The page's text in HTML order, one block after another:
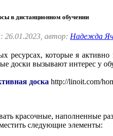
в дистанционном обучении
26.01.2023, автор: Надежда
ресурсах, которые я
доски вызывают интерес у
доска http://linoit.com/
красочные, наполненные
следующие элементы: